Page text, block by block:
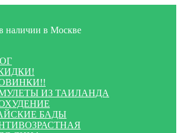
наличии в Москве
ИЗ ТАИЛАНДА
БАДЫ